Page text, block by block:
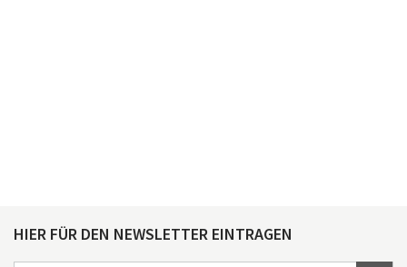
HIER FÜR DEN NEWSLETTER EINTRAGEN